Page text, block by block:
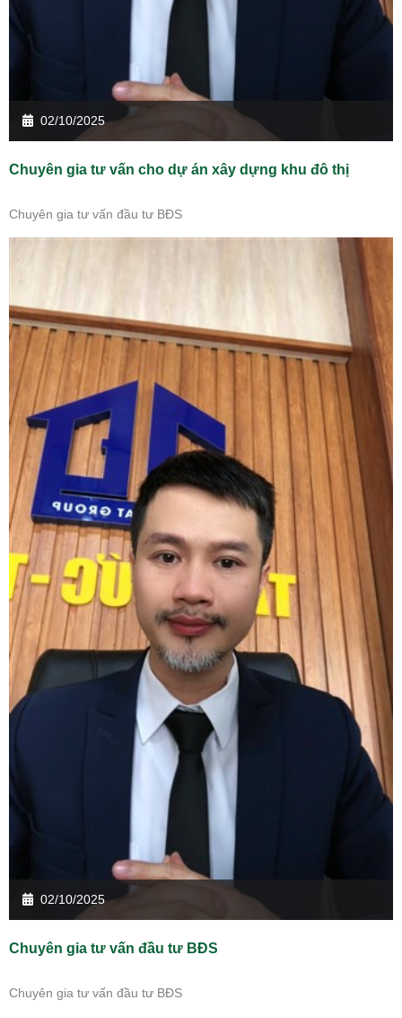
02/10/2025
Chuyên gia tư vấn cho dự án xây dựng khu đô thị
Chuyên gia tư vấn đầu tư BĐS
02/10/2025
Chuyên gia tư vấn đầu tư BĐS
Chuyên gia tư vấn đầu tư BĐS